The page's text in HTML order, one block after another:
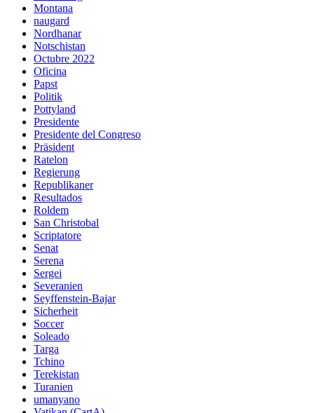
Montana
naugard
Nordhanar
Notschistan
Octubre 2022
Oficina
Papst
Politik
Pottyland
Presidente
Presidente del Congreso
Präsident
Ratelon
Regierung
Republikaner
Resultados
Roldem
San Christobal
Scriptatore
Senat
Serena
Sergei
Severanien
Seyffenstein-Bajar
Sicherheit
Soccer
Soleado
Targa
Tchino
Terekistan
Turanien
umanyano